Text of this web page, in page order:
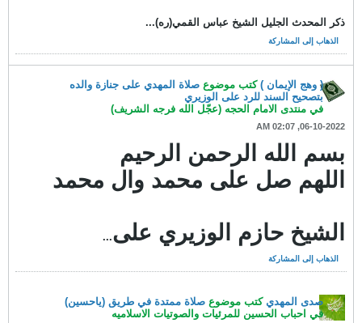
ذكر المحدث الجليل الشيخ عباس القمي(ره)...
الذهاب إلى المشاركة
( وهج الإيمان ) كتب موضوع صلاة المهدي على جنازة والده
بتصحيح السند للرد على الوزيري
في منتدى الامام الحجه (عجّل الله فرجه الشريف)
06-10-2022, 02:07 AM
بسم الله الرحمن الرحيم
اللهم صل على محمد وال محمد
الشيخ حازم الوزيري على...
الذهاب إلى المشاركة
صدى المهدي كتب موضوع صلاة ممتدة في طريق (ياحسين)
في احباب الحسين للمرئيات والصوتيات الاسلاميه